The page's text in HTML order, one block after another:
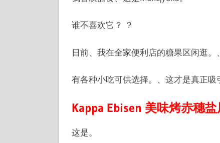
谁不喜欢它？ ？
日前、我在全家便利店的糖果区闲逛。
有各种小吃可供选择。、这才是真正吸
Kappa Ebisen 美味烤赤穗
这是。